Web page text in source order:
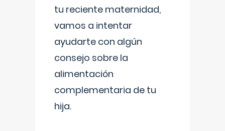
tu reciente maternidad,
vamos a intentar
ayudarte con algún
consejo sobre la
alimentación
complementaria de tu
hija.